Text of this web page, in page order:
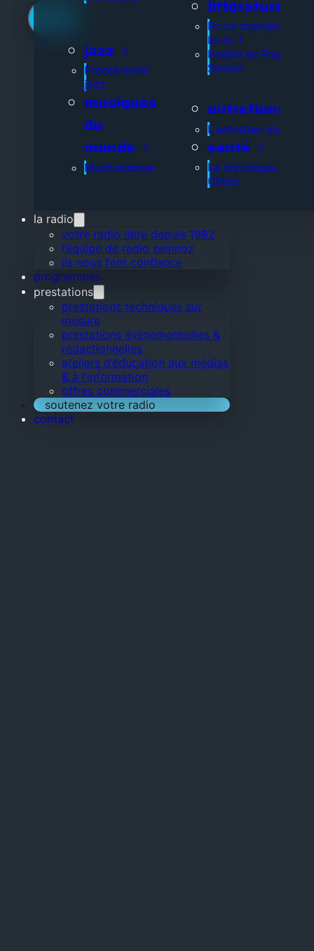
jazz
French'ment
jazz
musiques
du
monde
Musitradanse
littérature
En ce moment, que
lis-tu ?
Poésie en Pays de
Savoie
entretiens
L'entretien du jour
santé
La chronique de
Chloé
la radio
votre radio libre depuis 1982
l’équipe de radio semnoz
ils nous font confiance
programmes
prestations
prestations techniques sur
mesure
prestations évènementielles &
rédactionnelles
ateliers d’éducation aux médias
& à l’information
offres commerciales
soutenez votre radio
contact